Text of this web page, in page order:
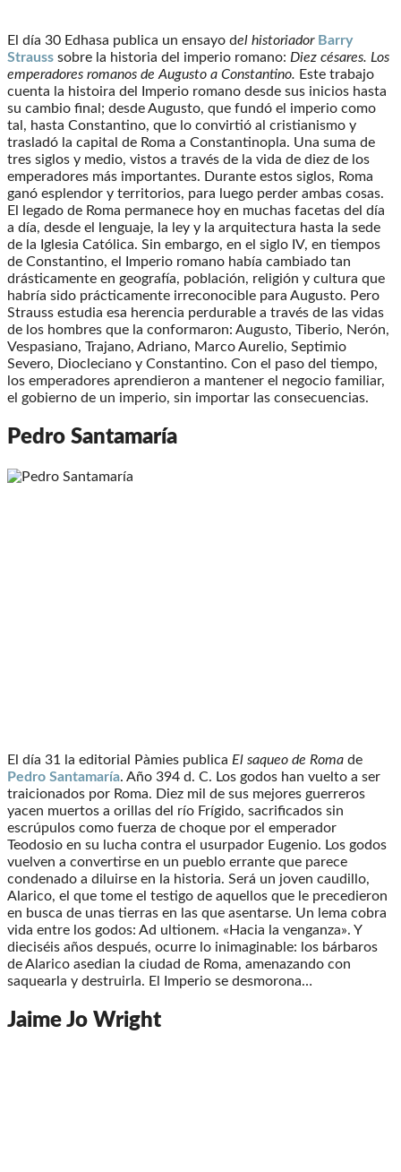
El día 30 Edhasa publica un ensayo del historiador Barry
Strauss sobre la historia del imperio romano: Diez césares. Los
emperadores romanos de Augusto a Constantino. Este trabajo
cuenta la histoira del Imperio romano desde sus inicios hasta
su cambio final; desde Augusto, que fundó el imperio como
tal, hasta Constantino, que lo convirtió al cristianismo y
trasladó la capital de Roma a Constantinopla. Una suma de
tres siglos y medio, vistos a través de la vida de diez de los
emperadores más importantes. Durante estos siglos, Roma
ganó esplendor y territorios, para luego perder ambas cosas.
El legado de Roma permanece hoy en muchas facetas del día
a día, desde el lenguaje, la ley y la arquitectura hasta la sede
de la Iglesia Católica. Sin embargo, en el siglo IV, en tiempos
de Constantino, el Imperio romano había cambiado tan
drásticamente en geografía, población, religión y cultura que
habría sido prácticamente irreconocible para Augusto. Pero
Strauss estudia esa herencia perdurable a través de las vidas
de los hombres que la conformaron: Augusto, Tiberio, Nerón,
Vespasiano, Trajano, Adriano, Marco Aurelio, Septimio
Severo, Diocleciano y Constantino. Con el paso del tiempo,
los emperadores aprendieron a mantener el negocio familiar,
el gobierno de un imperio, sin importar las consecuencias.
Pedro Santamaría
El día 31 la editorial Pàmies publica El saqueo de Roma de
Pedro Santamaría. Año 394 d. C. Los godos han vuelto a ser
traicionados por Roma. Diez mil de sus mejores guerreros
yacen muertos a orillas del río Frígido, sacrificados sin
escrúpulos como fuerza de choque por el emperador
Teodosio en su lucha contra el usurpador Eugenio. Los godos
vuelven a convertirse en un pueblo errante que parece
condenado a diluirse en la historia. Será un joven caudillo,
Alarico, el que tome el testigo de aquellos que le precedieron
en busca de unas tierras en las que asentarse. Un lema cobra
vida entre los godos: Ad ultionem. «Hacia la venganza». Y
dieciséis años después, ocurre lo inimaginable: los bárbaros
de Alarico asedian la ciudad de Roma, amenazando con
saquearla y destruirla. El Imperio se desmorona…
Jaime Jo Wright